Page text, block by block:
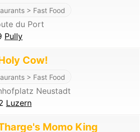
> Fast Food
du Port
Pully
Cow!
> Fast Food
Neustadt
Luzern
Momo King